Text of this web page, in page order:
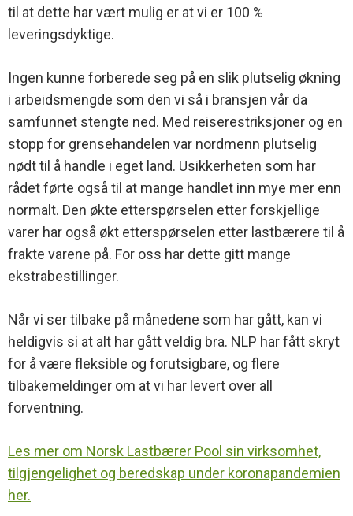
til at dette har vært mulig er at vi er 100 %
leveringsdyktige.
Ingen kunne forberede seg på en slik plutselig økning
i arbeidsmengde som den vi så i bransjen vår da
samfunnet stengte ned. Med reiserestriksjoner og en
stopp for grensehandelen var nordmenn plutselig
nødt til å handle i eget land. Usikkerheten som har
rådet førte også til at mange handlet inn mye mer enn
normalt. Den økte etterspørselen etter forskjellige
varer har også økt etterspørselen etter lastbærere til å
frakte varene på. For oss har dette gitt mange
ekstrabestillinger.
Når vi ser tilbake på månedene som har gått, kan vi
heldigvis si at alt har gått veldig bra. NLP har fått skryt
for å være fleksible og forutsigbare, og flere
tilbakemeldinger om at vi har levert over all
forventning.
Les mer om Norsk Lastbærer Pool sin virksomhet,
tilgjengelighet og beredskap under koronapandemien
her.